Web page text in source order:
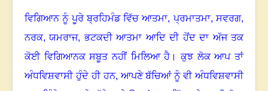
ਵਿਗਿਆਨ ਨੂੰ ਪੂਰੇ ਬ੍ਰਹਿਮੰਡ ਵਿੱਚ ਆਤਮਾ,ਪ੍ਰਮਾਤਮਾ,ਸਵਰਗ,
ਨਰਕ,ਯਮਰਾਜ,ਭਟਕਦੀ ਆਤਮਾ ਆਦਿ ਦੀ ਹੋਂਦ ਦਾ ਅੱਜ ਤਕ
ਕੋਈ ਵਿਗਿਆਨਕ ਸਬੂਤ ਨਹੀਂ ਮਿਲਿਆ ਹੈ। ਕੁਝ ਲੋਕ ਆਪ ਤਾਂ
ਅੰਧਵਿਸ਼ਵਾਸੀ ਹੁੰਦੇ ਹੀ ਹਨ, ਆਪਣੇ ਬੱਚਿਆਂ ਨੂੰ ਵੀ ਅੰਧਵਿਸ਼ਵਾਸੀ